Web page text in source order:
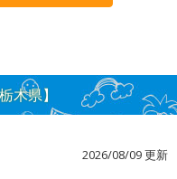
木県】
2026/08/09 更新